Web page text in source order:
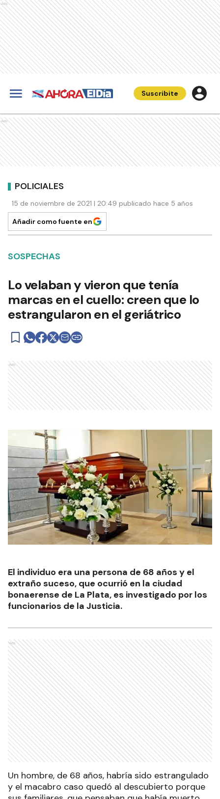
Ads
Suscribite
Ads
POLICIALES
15 de noviembre de 2021 | 20:49 publicado hace 5 años
Añadir como fuente en
SOSPECHAS
Lo velaban y vieron que tenía
marcas en el cuello: creen que lo
estrangularon en el geriátrico
Ads
El individuo era una persona de 68 años y el
extraño suceso, que ocurrió en la ciudad
bonaerense de La Plata, es investigado por los
funcionarios de la Justicia.
Ads
Un hombre, de 68 años, habría sido estrangulado
y el macabro caso quedó al descubierto porque